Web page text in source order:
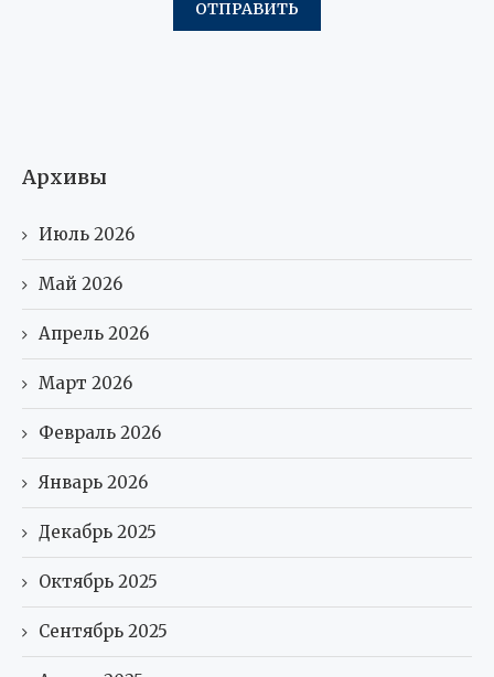
Архивы
Июль 2026
Май 2026
Апрель 2026
Март 2026
Февраль 2026
Январь 2026
Декабрь 2025
Октябрь 2025
Сентябрь 2025